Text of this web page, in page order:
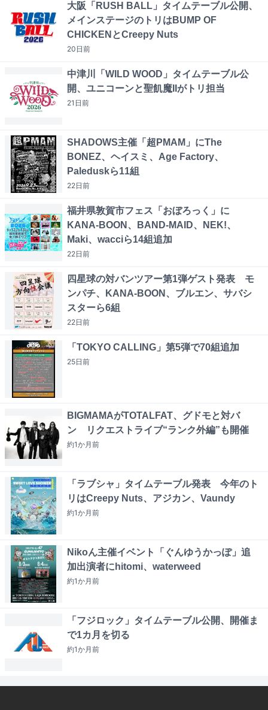
大阪「RUSH BALL」タイムテーブル公開、
メインステージのトリはBUMP OF
CHICKENとCreepy Nuts
20日前
中津川「WILD WOOD」タイムテーブル公
開、ユニコーンと聖飢魔IIがトリ担当
21日前
SHADOWS主催「超PMAM」にThe
BONEZ、ヘイスミ、Age Factory、
Paleduskら11組
22日前
福井県敦賀市フェス「おぼろっく」に
KANA-BOON、BAND-MAID、NEK!、
Maki、wacciら14組追加
22日前
四星球の対バンツアー第1弾ゲスト発表 モ
ンパチ、KANA-BOON、ブルエン、サバシ
スターら6組
22日前
「TOKYO CALLING」第5弾で70組追加
25日前
BIGMAMAがTOTALFAT、グドモと対バ
ン リクエストライブ“ランク外編”も開催
約1か月前
「ラブシャ」タイムテーブル発表 今年のト
リはCreepy Nuts、アジカン、Vaundy
約1か月前
Nikoん主催イベント「ぐんゆうかっぽ」追
加出演者にhitomi、waterweed
約1か月前
「フジロック」タイムテーブル公開、開催ま
で1カ月を切る
約1か月前